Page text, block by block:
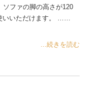
ソファの脚の高さが120
いいただけます。 ……
...続きを読む